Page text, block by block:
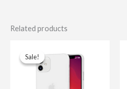
Related products
Sale!
Sale!